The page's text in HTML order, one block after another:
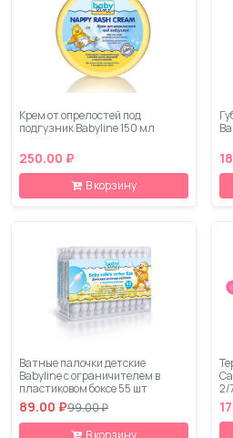
Крем от опрелостей под
подгузник Babyline 150 мл
250.00 ₽
В корзину
Ватные палочки детские
Babyline с ограничителем в
пластиковом боксе 55 шт
89.00 ₽99.00 ₽
В корзину
2/